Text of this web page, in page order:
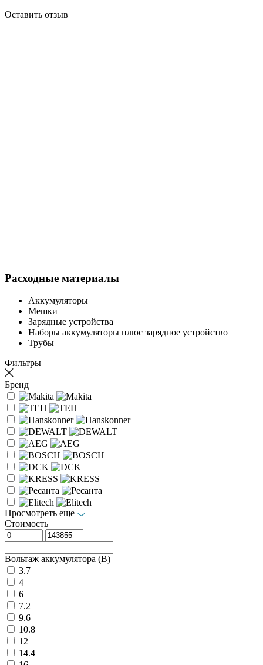
Оставить отзыв
Расходные материалы
Аккумуляторы
Мешки
Зарядные устройства
Наборы аккумуляторы плюс зарядное устройство
Трубы
Фильтры
Бренд
Просмотреть еще
Стоимость
Вольтаж аккумулятора (В)
3.7
4
6
7.2
9.6
10.8
12
14.4